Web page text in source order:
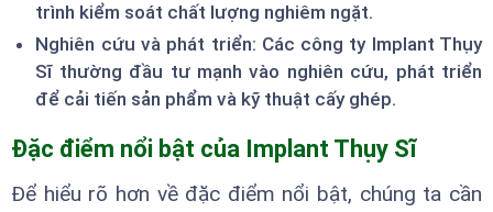
trình kiểm soát chất lượng nghiêm ngặt.
Nghiên cứu và phát triển: Các công ty Implant Thụy
Sĩ thường đầu tư mạnh vào nghiên cứu, phát triển
để cải tiến sản phẩm và kỹ thuật cấy ghép.
Đặc điểm nổi bật của Implant Thụy Sĩ
Để hiểu rõ hơn về đặc điểm nổi bật, chúng ta cần